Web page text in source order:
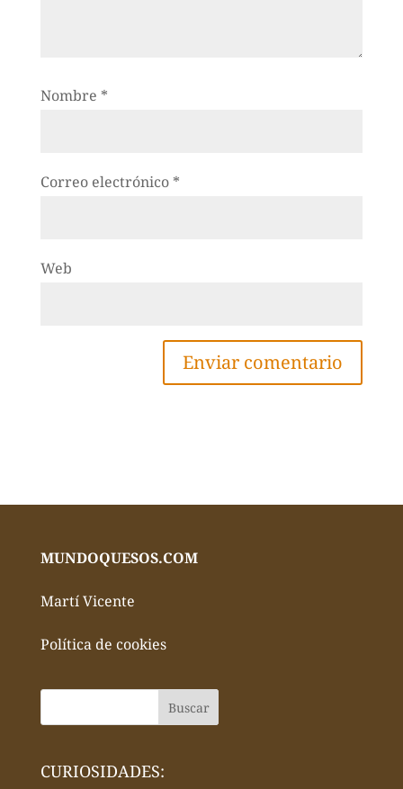
Nombre *
Correo electrónico *
Web
MUNDOQUESOS.COM
Martí Vicente
Política de cookies
CURIOSIDADES: